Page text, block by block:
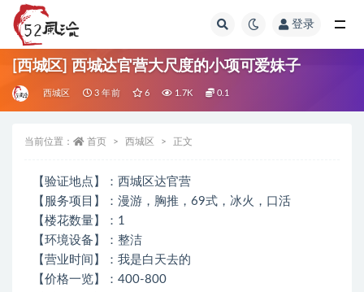
登录
[西城区] 西城达官营大尺度的小项可爱妹子
西城区 3 年前 6 1.7K 0.1
当前位置： 首页 西城区 正文
【验证地点】：西城区达官营
【服务项目】：漫游，胸推，69式，冰火，口活
【楼花数量】：1
【环境设备】：整洁
【营业时间】：我是白天去的
【价格一览】：400-800